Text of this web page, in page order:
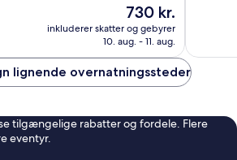
Prisen
730 kr.
730 kr.
inkluderer skatter og gebyrer
10. aug. - 11. aug.
lignende overnatningssteder
tilgængelige rabatter og fordele. Flere
eventyr.